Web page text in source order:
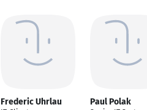
Frederic Uhrlau Paul Polak